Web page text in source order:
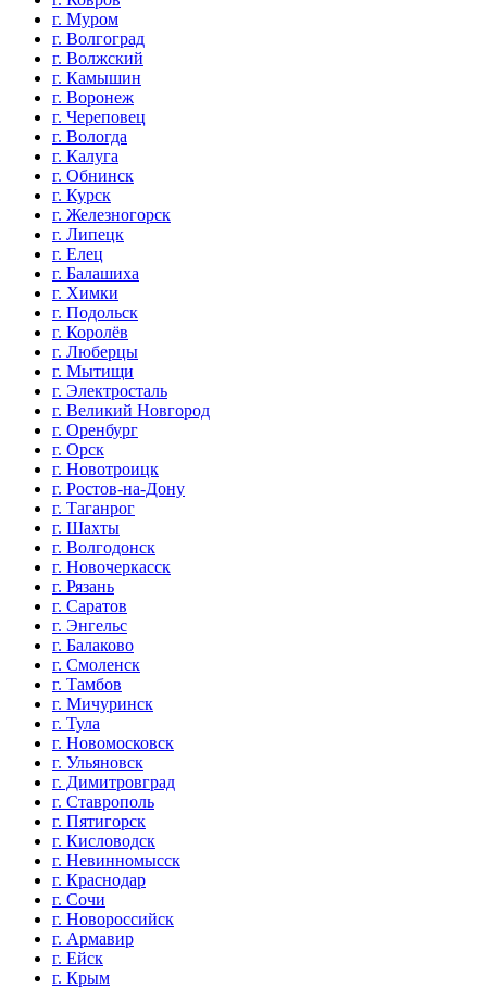
г. Муром
г. Волгоград
г. Волжский
г. Камышин
г. Воронеж
г. Череповец
г. Вологда
г. Калуга
г. Обнинск
г. Курск
г. Железногорск
г. Липецк
г. Елец
г. Балашиха
г. Химки
г. Подольск
г. Королёв
г. Люберцы
г. Мытищи
г. Электросталь
г. Великий Новгород
г. Оренбург
г. Орск
г. Новотроицк
г. Ростов-на-Дону
г. Таганрог
г. Шахты
г. Волгодонск
г. Новочеркасск
г. Рязань
г. Саратов
г. Энгельс
г. Балаково
г. Смоленск
г. Тамбов
г. Мичуринск
г. Тула
г. Новомосковск
г. Ульяновск
г. Димитровград
г. Ставрополь
г. Пятигорск
г. Кисловодск
г. Невинномысск
г. Краснодар
г. Сочи
г. Новороссийск
г. Армавир
г. Ейск
г. Крым